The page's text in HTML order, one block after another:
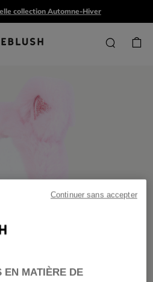
collection Automne-Hiver
EN MATIÈRE DE
Continuer sans accepter